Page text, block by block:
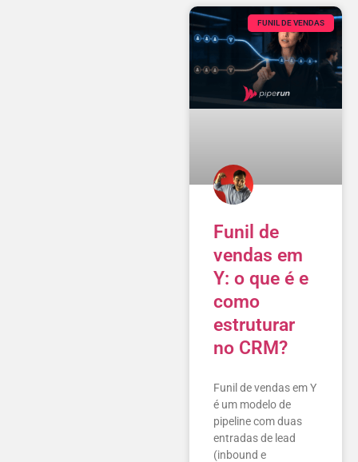
FUNIL DE VENDAS
Funil de
vendas em
Y: o que é e
como
estruturar
no CRM?
Funil de vendas em Y
é um modelo de
pipeline com duas
entradas de lead
(inbound e